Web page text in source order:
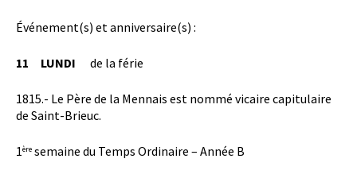
Événement(s) et anniversaire(s) :
11 LUNDI de la férie
1815.- Le Père de la Mennais est nommé vicaire capitulaire
de Saint-Brieuc.
1ère semaine du Temps Ordinaire – Année B